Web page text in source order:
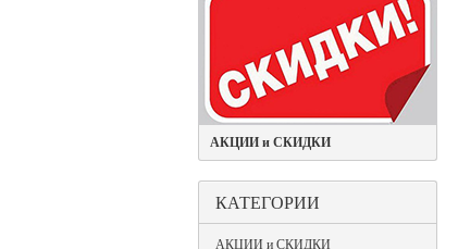
АКЦИИ и СКИДКИ
КАТЕГОРИИ
АКЦИИ и СКИДКИ